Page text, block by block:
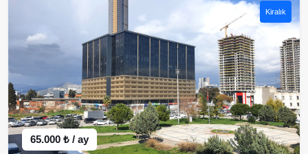
Kiralık
65.000 ₺ / ay